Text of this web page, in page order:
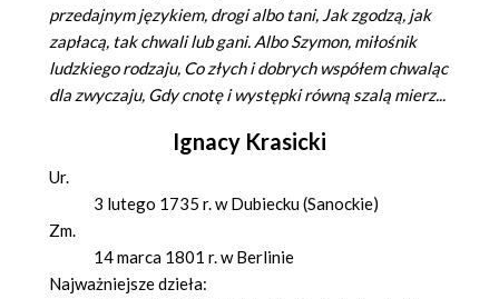
przedajnym językiem, drogi albo tani, Jak zgodzą, jak
zapłacą, tak chwali lub gani. Albo Szymon, miłośnik
ludzkiego rodzaju, Co złych i dobrych współem chwaląc
dla zwyczaju, Gdy cnotę i występki równą szalą mierz...
Ignacy Krasicki
Ur.
3 lutego 1735 r. w Dubiecku (Sanockie)
Zm.
14 marca 1801 r. w Berlinie
Najważniejsze dzieła: